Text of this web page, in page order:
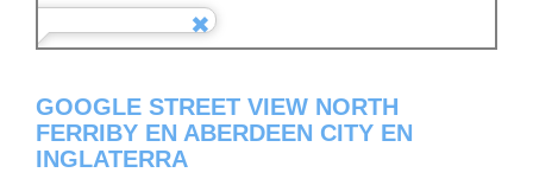
GOOGLE STREET VIEW NORTH
FERRIBY EN ABERDEEN CITY EN
INGLATERRA